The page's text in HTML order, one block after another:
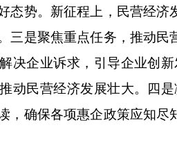
态势。新征程上，民营经
三是聚焦重点任务，推动
决企业诉求，引导企业创
动民营经济发展壮大。四
，确保各项惠企政策应知